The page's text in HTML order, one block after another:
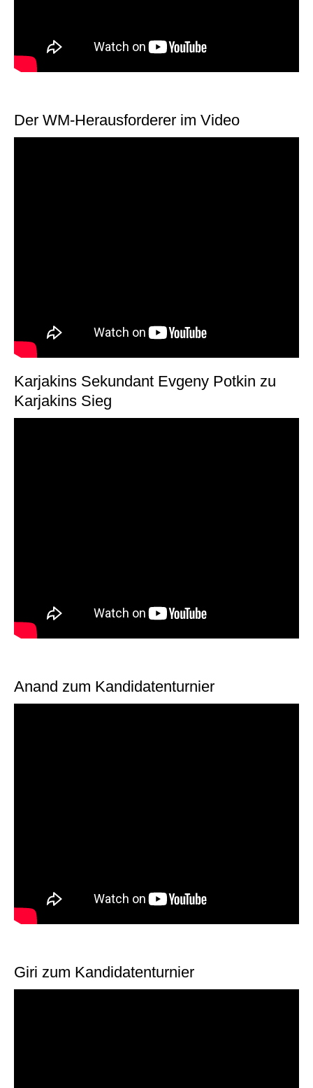
Der WM-Herausforderer im Video
Karjakins Sekundant Evgeny Potkin zu
Karjakins Sieg
Anand zum Kandidatenturnier
Giri zum Kandidatenturnier